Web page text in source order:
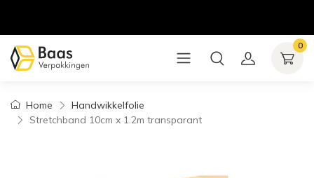
0
Home
Handwikkelfolie
Stretchband 10cm x 1.2m transparant